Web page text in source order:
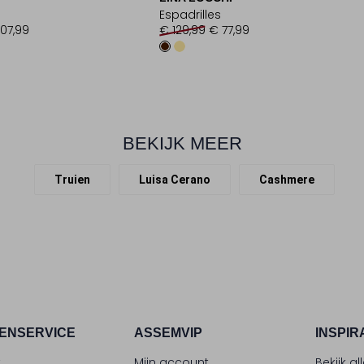
Espadrilles
€ 129,99 € 77,99
BEKIJK MEER
Truien Luisa Cerano Cashmere
ASSEMVIP